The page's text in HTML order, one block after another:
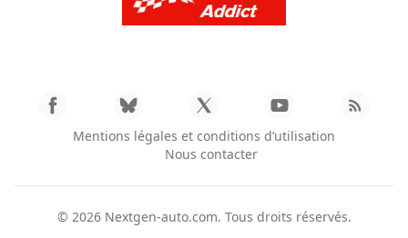
Mentions légales et conditions d’utilisation
Nous contacter
© 2026 Nextgen-auto.com. Tous droits réservés.